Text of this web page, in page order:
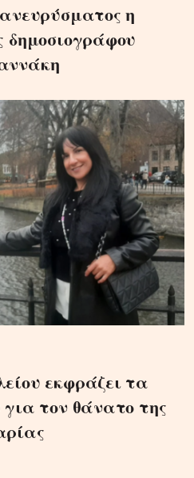
η
δημοσιογράφου
εκφράζει τα
τον θάνατο της